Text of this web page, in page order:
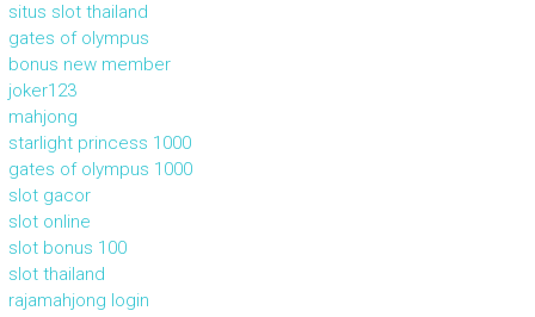
situs slot thailand
gates of olympus
bonus new member
joker123
mahjong
starlight princess 1000
gates of olympus 1000
slot gacor
slot online
slot bonus 100
slot thailand
rajamahjong login